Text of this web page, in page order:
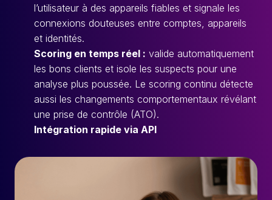
l’utilisateur à des appareils fiables et signale les
connexions douteuses entre comptes, appareils
et identités.
Scoring en temps réel : valide automatiquement
les bons clients et isole les suspects pour une
analyse plus poussée. Le scoring continu détecte
aussi les changements comportementaux révélant
une prise de contrôle (ATO).
Intégration rapide via API